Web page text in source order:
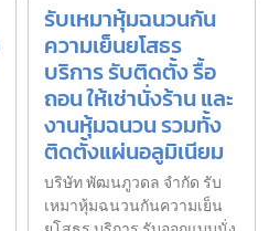
รับเหมาหุ้มฉนวนกัน
ความเย็นยโสธร
บริการ รับติดตั้ง รื้อ
ถอน ให้เช่านั่งร้าน และ
งานหุ้มฉนวน รวมทั้ง
ติดตั้งแผ่นอลูมิเนียม
บริษัท พัฒนภูวดล จำกัด รับ
เหมาหุ้มฉนวนกันความเย็น